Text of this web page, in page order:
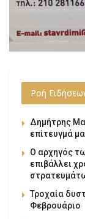
Ροή
Δημήτρης
επίτευγμά
Ο αρχηγός
επιβάλλει
Τροχαία
Φεβρουάριο